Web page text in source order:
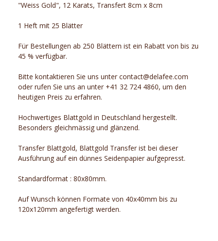
"Weiss Gold", 12 Karats, Transfert 8cm x 8cm
1 Heft mit 25 Blätter
Für Bestellungen ab 250 Blättern ist ein Rabatt von bis zu
45 % verfügbar.
Bitte kontaktieren Sie uns unter contact@delafee.com
oder rufen Sie uns an unter +41 32 724 4860, um den
heutigen Preis zu erfahren.
Hochwertiges Blattgold in Deutschland hergestellt.
Besonders gleichmässig und glänzend.
Transfer Blattgold, Blattgold Transfer ist bei dieser
Ausführung auf ein dünnes Seidenpapier aufgepresst.
Standardformat : 80x80mm.
Auf Wunsch können Formate von 40x40mm bis zu
120x120mm angefertigt werden.